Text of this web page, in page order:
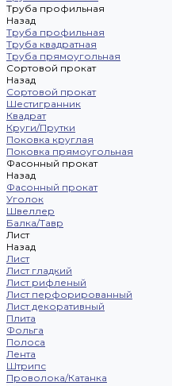
Труба профильная
Назад
Труба профильная
Труба квадратная
Труба прямоугольная
Сортовой прокат
Назад
Сортовой прокат
Шестигранник
Квадрат
Круги/Прутки
Поковка круглая
Поковка прямоугольная
Фасонный прокат
Назад
Фасонный прокат
Уголок
Швеллер
Балка/Тавр
Лист
Назад
Лист
Лист гладкий
Лист рифленый
Лист перфорированный
Лист декоративный
Плита
Фольга
Полоса
Лента
Штрипс
Проволока/Катанка